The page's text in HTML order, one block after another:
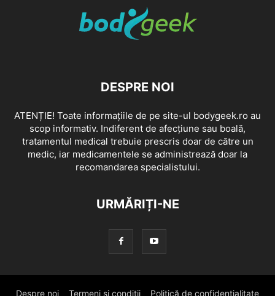
DESPRE NOI
ATENȚIE! Toate informațiile de pe site-ul bodygeek.ro au
scop informativ. Indiferent de afecțiune sau boală,
tratamentul medical trebuie prescris doar de către un
medic, iar medicamentele se administrează doar la
recomandarea specialistului.
URMĂRIȚI-NE
Despre noi Termeni si conditii Politică de confidențialitate